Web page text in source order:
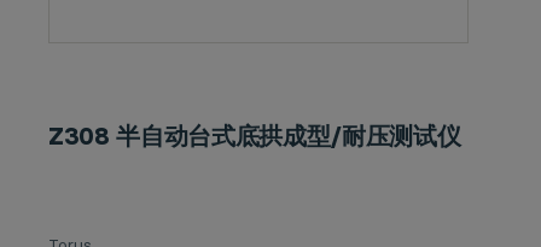
Z308 半自动台式底拱成型/耐压测试仪